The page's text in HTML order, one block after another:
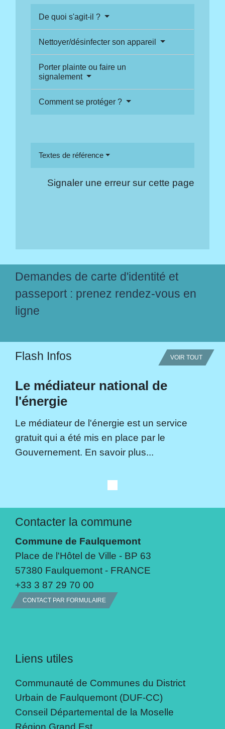
De quoi s'agit-il ?
Nettoyer/désinfecter son appareil
Porter plainte ou faire un
signalement
Comment se protéger ?
Textes de référence
Signaler une erreur sur cette page
Demandes de carte d'identité et
passeport : prenez rendez-vous en
ligne
Flash Infos VOIR TOUT
Le médiateur national de
l'énergie
Le médiateur de l'énergie est un service
gratuit qui a été mis en place par le
Gouvernement. En savoir plus...
Contacter la commune
Commune de Faulquemont
Place de l'Hôtel de Ville - BP 63
57380 Faulquemont - FRANCE
+33 3 87 29 70 00
CONTACT PAR FORMULAIRE
Liens utiles
Communauté de Communes du District
Urbain de Faulquemont (DUF-CC)
Conseil Départemental de la Moselle
Région Grand Est